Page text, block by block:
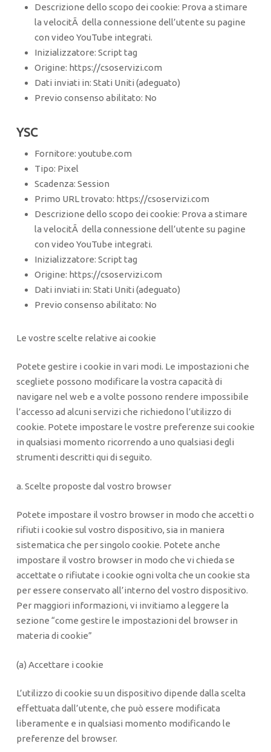
Descrizione dello scopo dei cookie: Prova a stimare
la velocitÃ della connessione dell’utente su pagine
con video YouTube integrati.
Inizializzatore: Script tag
Origine: https://csoservizi.com
Dati inviati in: Stati Uniti (adeguato)
Previo consenso abilitato: No
YSC
Fornitore: youtube.com
Tipo: Pixel
Scadenza: Session
Primo URL trovato: https://csoservizi.com
Descrizione dello scopo dei cookie: Prova a stimare
la velocitÃ della connessione dell’utente su pagine
con video YouTube integrati.
Inizializzatore: Script tag
Origine: https://csoservizi.com
Dati inviati in: Stati Uniti (adeguato)
Previo consenso abilitato: No
Le vostre scelte relative ai cookie
Potete gestire i cookie in vari modi. Le impostazioni che
scegliete possono modificare la vostra capacità di
navigare nel web e a volte possono rendere impossibile
l’accesso ad alcuni servizi che richiedono l’utilizzo di
cookie. Potete impostare le vostre preferenze sui cookie
in qualsiasi momento ricorrendo a uno qualsiasi degli
strumenti descritti qui di seguito.
a. Scelte proposte dal vostro browser
Potete impostare il vostro browser in modo che accetti o
rifiuti i cookie sul vostro dispositivo, sia in maniera
sistematica che per singolo cookie. Potete anche
impostare il vostro browser in modo che vi chieda se
accettate o rifiutate i cookie ogni volta che un cookie sta
per essere conservato all’interno del vostro dispositivo.
Per maggiori informazioni, vi invitiamo a leggere la
sezione “come gestire le impostazioni del browser in
materia di cookie”
(a) Accettare i cookie
L’utilizzo di cookie su un dispositivo dipende dalla scelta
effettuata dall’utente, che può essere modificata
liberamente e in qualsiasi momento modificando le
preferenze del browser.